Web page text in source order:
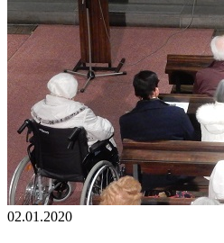
02.01.2020